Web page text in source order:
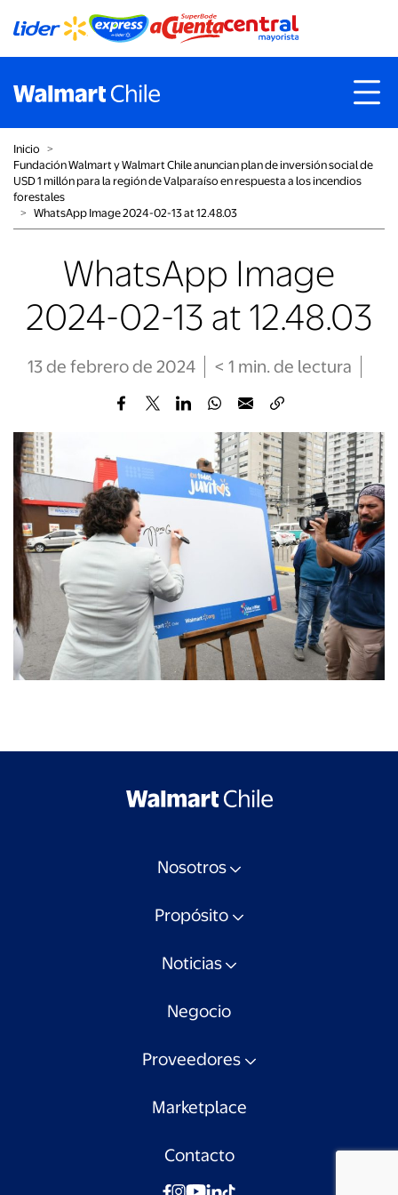
Inicio ˃
Fundación Walmart y Walmart Chile anuncian plan de inversión social de
USD 1 millón para la región de Valparaíso en respuesta a los incendios
forestales
˃ WhatsApp Image 2024-02-13 at 12.48.03
WhatsApp Image
2024-02-13 at 12.48.03
13 de febrero de 2024 < 1 min. de lectura
Nosotros
Propósito
Noticias
Negocio
Proveedores
Marketplace
Contacto